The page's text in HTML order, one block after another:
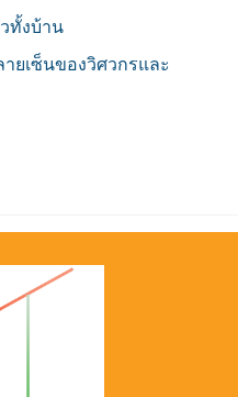
ทั้งบ้าน
ยเซ็นของวิศวกรและ